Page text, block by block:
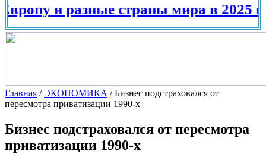
и разные страны мира в 2025
Главная /ЭКОНОМИКА /Бизнес подстраховался от
пересмотра приватизации 1990-х
Бизнес подстраховался от пересмотра
приватизации 1990-х